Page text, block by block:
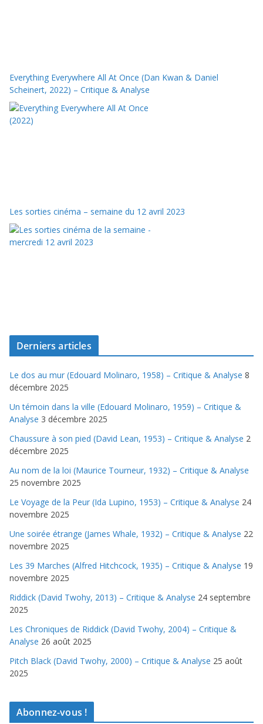
Everything Everywhere All At Once (Dan Kwan & Daniel
Scheinert, 2022) – Critique & Analyse
Les sorties cinéma – semaine du 12 avril 2023
Derniers articles
Le dos au mur (Edouard Molinaro, 1958) – Critique & Analyse 8
décembre 2025
Un témoin dans la ville (Edouard Molinaro, 1959) – Critique &
Analyse 3 décembre 2025
Chaussure à son pied (David Lean, 1953) – Critique & Analyse 2
décembre 2025
Au nom de la loi (Maurice Tourneur, 1932) – Critique & Analyse
25 novembre 2025
Le Voyage de la Peur (Ida Lupino, 1953) – Critique & Analyse 24
novembre 2025
Une soirée étrange (James Whale, 1932) – Critique & Analyse 22
novembre 2025
Les 39 Marches (Alfred Hitchcock, 1935) – Critique & Analyse 19
novembre 2025
Riddick (David Twohy, 2013) – Critique & Analyse 24 septembre
2025
Les Chroniques de Riddick (David Twohy, 2004) – Critique &
Analyse 26 août 2025
Pitch Black (David Twohy, 2000) – Critique & Analyse 25 août
2025
Abonnez-vous !